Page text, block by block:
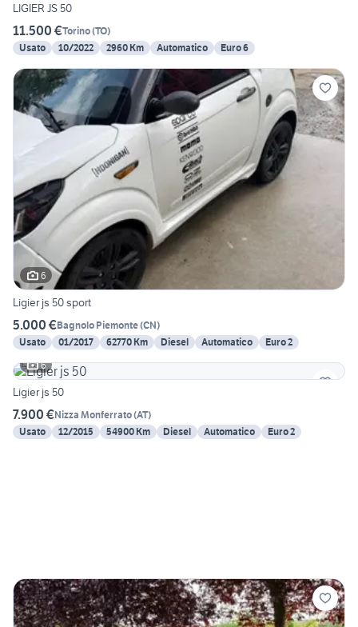
LIGIER JS 50
11.500 €Torino(TO)
Usato
10/2022 2960 Km Automatico Euro 6
6
Ligier js 50 sport
5.000 €Bagnolo Piemonte(CN)
Usato
01/2017 62770 Km Diesel Automatico
Euro 2
6
Ligier js 50
7.900 €Nizza Monferrato(AT)
Usato
12/2015 54900 Km Diesel Automatico Euro 2